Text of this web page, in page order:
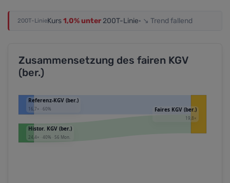
200T-LinieKurs1,0% unter200T-Linie· ↘ Trend fallend
Zusammensetzung des fairen KGV
(ber.)